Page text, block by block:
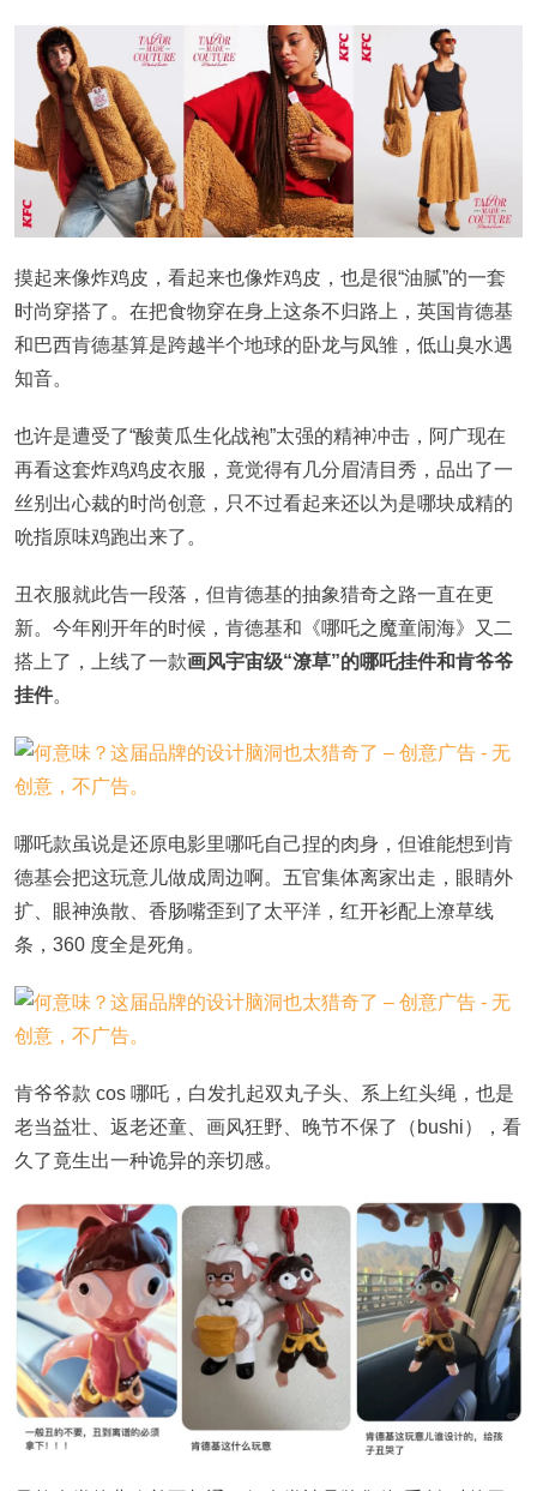
摸起来像炸鸡皮，看起来也像炸鸡皮，也是很“油腻”的一套
时尚穿搭了。在把食物穿在身上这条不归路上，英国肯德基
和巴西肯德基算是跨越半个地球的卧龙与凤雏，低山臭水遇
知音。
也许是遭受了“酸黄瓜生化战袍”太强的精神冲击，阿广现在
再看这套炸鸡鸡皮衣服，竟觉得有几分眉清目秀，品出了一
丝别出心裁的时尚创意，只不过看起来还以为是哪块成精的
吮指原味鸡跑出来了。
丑衣服就此告一段落，但肯德基的抽象猎奇之路一直在更
新。今年刚开年的时候，肯德基和《哪吒之魔童闹海》又二
搭上了，上线了一款画风宇宙级“潦草”的哪吒挂件和肯爷爷
挂件。
哪吒款虽说是还原电影里哪吒自己捏的肉身，但谁能想到肯
德基会把这玩意儿做成周边啊。五官集体离家出走，眼睛外
扩、眼神涣散、香肠嘴歪到了太平洋，红开衫配上潦草线
条，360 度全是死角。
肯爷爷款 cos 哪吒，白发扎起双丸子头、系上红头绳，也是
老当益壮、返老还童、画风狂野、晚节不保了（bushi），看
久了竟生出一种诡异的亲切感。